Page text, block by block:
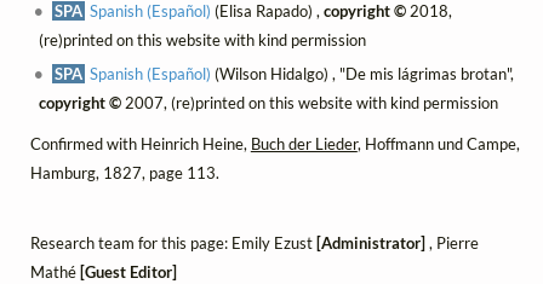
SPA Spanish (Español) (Elisa Rapado) ,copyright © 2018,
(re)printed on this website with kind permission
SPA Spanish (Español) (Wilson Hidalgo) , "De mis lágrimas brotan",
copyright ©2007, (re)printed on this website with kind permission
Confirmed with Heinrich Heine, Buch der Lieder, Hoffmann und Campe,
Hamburg, 1827, page 113.
Research team for this page: Emily Ezust [Administrator] , Pierre
Mathé [Guest Editor]